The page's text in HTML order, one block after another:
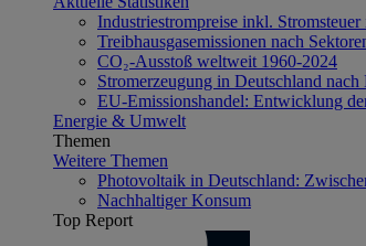
Industriestrompreise inkl.
Treibhausgasemissionen nach
CO₂-Ausstoß weltweit 1960-2024
Stromerzeugung in Deutschland
EU-Emissionshandel: Entwicklung
Energie & Umwelt
Themen
Weitere Themen
Photovoltaik in Deutschland:
Nachhaltiger Konsum
Top Report